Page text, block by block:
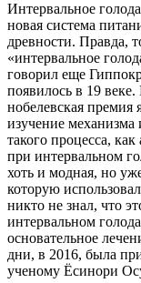
Интервальное
новая система
древности. Правда,
«интервальное
говорил еще
появилось в 19
нобелевская
изучение механизма
такого процесса,
при интервальном
хоть и модная, но
которую
никто не знал, что
интервальном
основательное
дни, в 2016, была
ученому Ёсинори